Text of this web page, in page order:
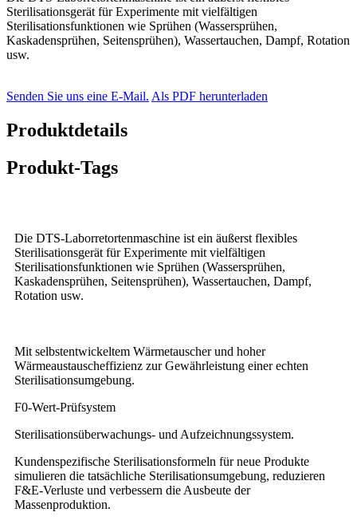
Sterilisationsgerät für Experimente mit vielfältigen
Sterilisationsfunktionen wie Sprühen (Wassersprühen,
Kaskadensprühen, Seitensprühen), Wassertauchen, Dampf, Rotation
usw.
Senden Sie uns eine E-Mail. Als PDF herunterladen
Produktdetails
Produkt-Tags
Die DTS-Laborretortenmaschine ist ein äußerst flexibles
Sterilisationsgerät für Experimente mit vielfältigen
Sterilisationsfunktionen wie Sprühen (Wassersprühen,
Kaskadensprühen, Seitensprühen), Wassertauchen, Dampf,
Rotation usw.
Mit selbstentwickeltem Wärmetauscher und hoher
Wärmeaustauscheffizienz zur Gewährleistung einer echten
Sterilisationsumgebung.
F0-Wert-Prüfsystem
Sterilisationsüberwachungs- und Aufzeichnungssystem.
Kundenspezifische Sterilisationsformeln für neue Produkte
simulieren die tatsächliche Sterilisationsumgebung, reduzieren
F&E-Verluste und verbessern die Ausbeute der
Massenproduktion.